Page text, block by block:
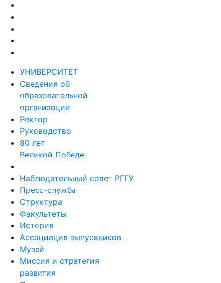
УНИВЕРСИТЕТ
Сведения об
образовательной
организации
Ректор
Руководство
80 лет
Великой Победе
Наблюдательный совет РГГУ
Пресс-служба
Структура
Факультеты
История
Ассоциация выпускников
Музей
Миссия и стратегия
развития